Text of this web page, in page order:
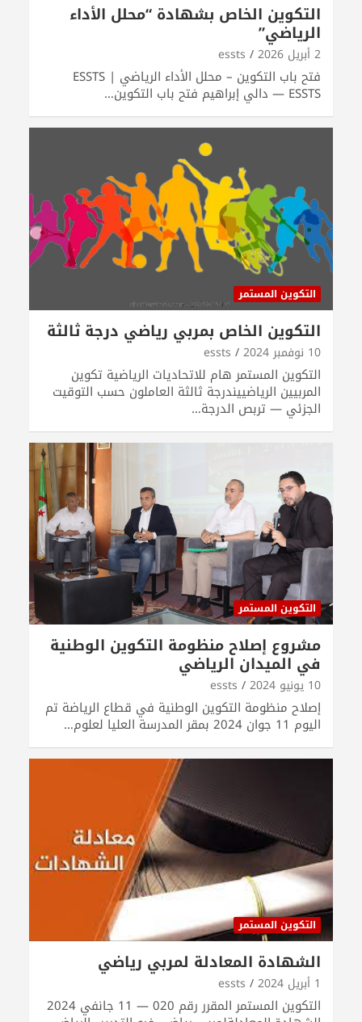
التكوين الخاص بشهادة “محلل الأداء
الرياضي”
2 أبريل 2026 essts
فتح باب التكوين – محلل الأداء الرياضي | ESSTS
ESSTS — دالي إبراهيم فتح باب التكوين…
التكوين المستمر
التكوين الخاص بمربي رياضي درجة ثالثة
10 نوفمبر 2024 essts
التكوين المستمر هام للاتحاديات الرياضية تكوين
المربيين الرياضييندرجة ثالثة العاملون حسب التوقيت
الجزئي — تربص الدرجة…
التكوين المستمر
مشروع إصلاح منظومة التكوين الوطنية
في الميدان الرياضي
10 يونيو 2024 essts
إصلاح منظومة التكوين الوطنية في قطاع الرياضة تم
اليوم 11 جوان 2024 بمقر المدرسة العليا لعلوم…
التكوين المستمر
الشهادة المعادلة لمربي رياضي
1 أبريل 2024 essts
التكوين المستمر المقرر رقم 020 — 11 جانفي 2024